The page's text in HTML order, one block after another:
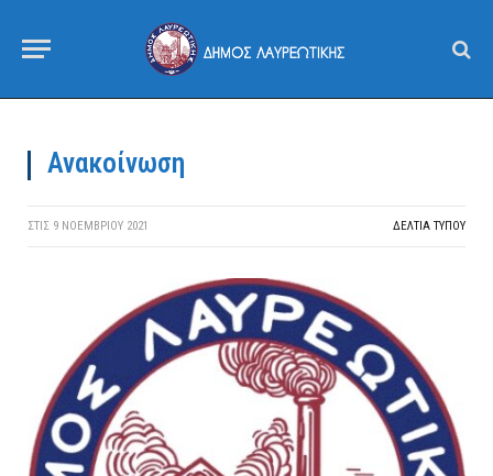
Ανακοίνωση
ΣΤΙΣ 9 ΝΟΕΜΒΡΊΟΥ 2021 ΔΕΛΤΙΑ ΤΥΠΟΥ